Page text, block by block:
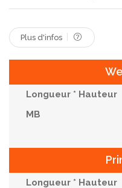
Complet Alors Que
Plus d'infos